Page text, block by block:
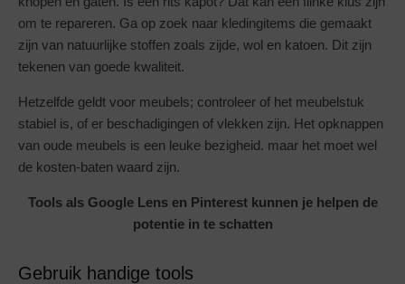
om te repareren. Ga op zoek naar kledingitems die gemaakt
zijn van natuurlijke stoffen zoals zijde, wol en katoen. Dit zijn
tekenen van goede kwaliteit.
Hetzelfde geldt voor meubels; controleer of het meubelstuk
stabiel is, of er beschadigingen of vlekken zijn. Het opknappen
van oude meubels is een leuke bezigheid. maar het moet wel
de kosten-baten waard zijn.
Tools als Google Lens en Pinterest kunnen je helpen de
potentie in te schatten
Gebruik handige tools